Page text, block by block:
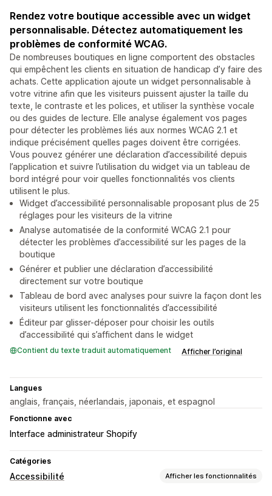
Rendez votre boutique accessible avec un widget
personnalisable. Détectez automatiquement les
problèmes de conformité WCAG.
De nombreuses boutiques en ligne comportent des obstacles
qui empêchent les clients en situation de handicap d’y faire des
achats. Cette application ajoute un widget personnalisable à
votre vitrine afin que les visiteurs puissent ajuster la taille du
texte, le contraste et les polices, et utiliser la synthèse vocale
ou des guides de lecture. Elle analyse également vos pages
pour détecter les problèmes liés aux normes WCAG 2.1 et
indique précisément quelles pages doivent être corrigées.
Vous pouvez générer une déclaration d’accessibilité depuis
l’application et suivre l’utilisation du widget via un tableau de
bord intégré pour voir quelles fonctionnalités vos clients
utilisent le plus.
Widget d’accessibilité personnalisable proposant plus de 25
réglages pour les visiteurs de la vitrine
Analyse automatisée de la conformité WCAG 2.1 pour
détecter les problèmes d’accessibilité sur les pages de la
boutique
Générer et publier une déclaration d’accessibilité
directement sur votre boutique
Tableau de bord avec analyses pour suivre la façon dont les
visiteurs utilisent les fonctionnalités d’accessibilité
Éditeur par glisser-déposer pour choisir les outils
d’accessibilité qui s’affichent dans le widget
Contient du texte traduit automatiquement Afficher l’original
Langues
anglais, français, néerlandais, japonais, et espagnol
Fonctionne avec
Interface administrateur Shopify
Catégories
Accessibilité Afficher les fonctionnalités